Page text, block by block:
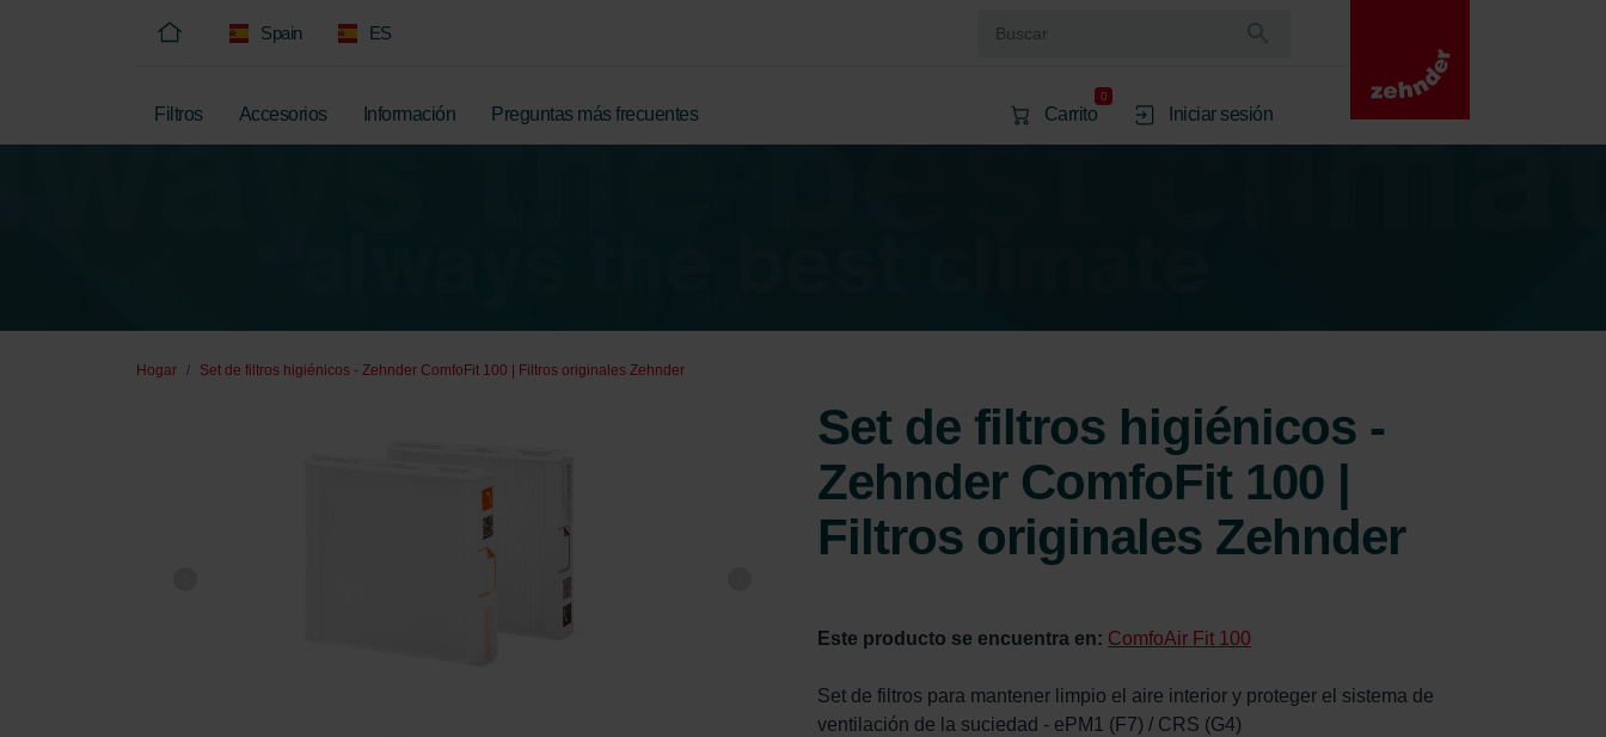
Spain ES
Filtros Accesorios Información Preguntas más frecuentes Carrito
0
Iniciar sesión
Hogar Set de filtros higiénicos - Zehnder ComfoFit 100 | Filtros originales Zehnder
Set de filtros higiénicos -
Zehnder ComfoFit 100 |
Filtros originales Zehnder
Este producto se encuentra en: ComfoAir Fit 100
Set de filtros para mantener limpio el aire interior y proteger el sistema de
ventilación de la suciedad - ePM1 (F7) / CRS (G4)